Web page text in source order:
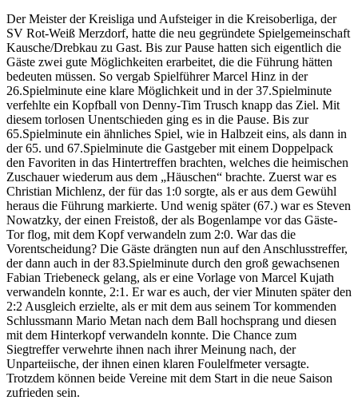
Der Meister der Kreisliga und Aufsteiger in die Kreisoberliga, der
SV Rot-Weiß Merzdorf, hatte die neu gegründete Spielgemeinschaft
Kausche/Drebkau zu Gast. Bis zur Pause hatten sich eigentlich die
Gäste zwei gute Möglichkeiten erarbeitet, die die Führung hätten
bedeuten müssen. So vergab Spielführer Marcel Hinz in der
26.Spielminute eine klare Möglichkeit und in der 37.Spielminute
verfehlte ein Kopfball von Denny-Tim Trusch knapp das Ziel. Mit
diesem torlosen Unentschieden ging es in die Pause. Bis zur
65.Spielminute ein ähnliches Spiel, wie in Halbzeit eins, als dann in
der 65. und 67.Spielminute die Gastgeber mit einem Doppelpack
den Favoriten in das Hintertreffen brachten, welches die heimischen
Zuschauer wiederum aus dem „Häuschen“ brachte. Zuerst war es
Christian Michlenz, der für das 1:0 sorgte, als er aus dem Gewühl
heraus die Führung markierte. Und wenig später (67.) war es Steven
Nowatzky, der einen Freistoß, der als Bogenlampe vor das Gäste-
Tor flog, mit dem Kopf verwandeln zum 2:0. War das die
Vorentscheidung? Die Gäste drängten nun auf den Anschlusstreffer,
der dann auch in der 83.Spielminute durch den groß gewachsenen
Fabian Triebeneck gelang, als er eine Vorlage von Marcel Kujath
verwandeln konnte, 2:1. Er war es auch, der vier Minuten später den
2:2 Ausgleich erzielte, als er mit dem aus seinem Tor kommenden
Schlussmann Mario Metan nach dem Ball hochsprang und diesen
mit dem Hinterkopf verwandeln konnte. Die Chance zum
Siegtreffer verwehrte ihnen nach ihrer Meinung nach, der
Unparteiische, der ihnen einen klaren Foulelfmeter versagte.
Trotzdem können beide Vereine mit dem Start in die neue Saison
zufrieden sein.